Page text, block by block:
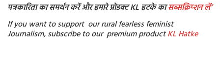
पत्रकारिता का समर्थन करें और हमारे प्रोडक्ट KL हटके कासब्सक्रिप्शनलें’
If you want to support our rural fearless feminist
Journalism, subscribe to our premium productKL Hatke